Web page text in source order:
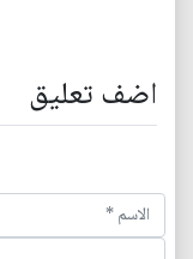
اضف تعليق